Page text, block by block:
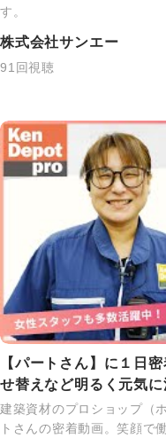
す。
株式会社サンエー
91回視聴
【パートさん】に１日
せ替えなど明るく元気に
建築資材のプロショップ（
トさんの密着動画。笑顔で